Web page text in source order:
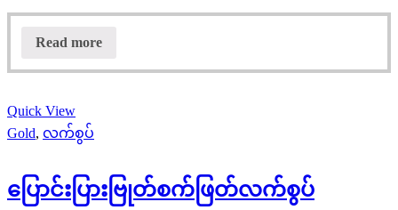
Read more
Quick View
Gold, လက်စွပ်
ပြောင်းပြားဗြုတ်စက်ဖြတ်လက်စွပ်